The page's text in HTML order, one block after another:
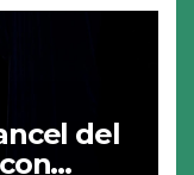
del